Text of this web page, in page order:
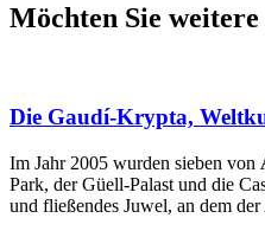
Möchten Sie
Die Gaudí-Krypta,
Im Jahr 2005 wurden sieben von
Park, der Güell-Palast und die
und fließendes Juwel, an dem